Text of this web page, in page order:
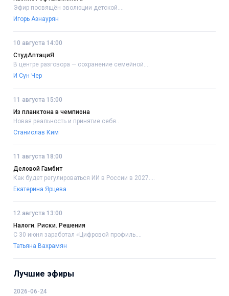
Эфир посвящён эволюции детской....
Игорь Азнаурян
10 августа 14:00
СтудАптациЯ
В центре разговора — сохранение семейной....
И Сун Чер
11 августа 15:00
Из планктона в чемпиона
Новая реальность и принятие себя..
Станислав Ким
11 августа 18:00
Деловой Гамбит
Как будет регулироваться ИИ в России в 2027....
Екатерина Ярцева
12 августа 13:00
Налоги. Риски. Решения
С 30 июня заработал «Цифровой профиль....
Татьяна Вахрамян
Лучшие эфиры
2026-06-24